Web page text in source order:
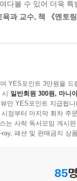
가까이 다가간 이
알려졌고, 1807년
와의 공동 연구로
날 자기장의 세기를
만든 가우스 엄청난 완벽
이해하는 법
. 피보나치 수열 덕분
의해 탄생할 수
분에 아인슈타인의
이다.
머물러 있던 수학을
대수학의 아버지’
다볼 수 있어 더욱 특
과 교수, 책 《멘토
YES포인트 3만원을 드
일반회원 300원, 마니
만 YES포인트 지급됩니
점부터 마지막 회차 주
는 사락 독서모임 게시
패션 및 판매금지 상
85